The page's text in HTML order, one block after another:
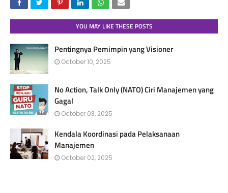
YOU MAY LIKE THESE POSTS
Pentingnya Pemimpin yang Visioner
October 10, 2025
No Action, Talk Only (NATO) Ciri Manajemen yang
Gagal
October 03, 2025
Kendala Koordinasi pada Pelaksanaan
Manajemen
October 02, 2025